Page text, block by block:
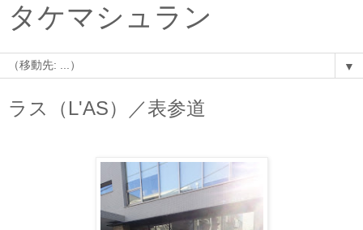
タケマシュラン
▼
ラス（L'AS）／表参道